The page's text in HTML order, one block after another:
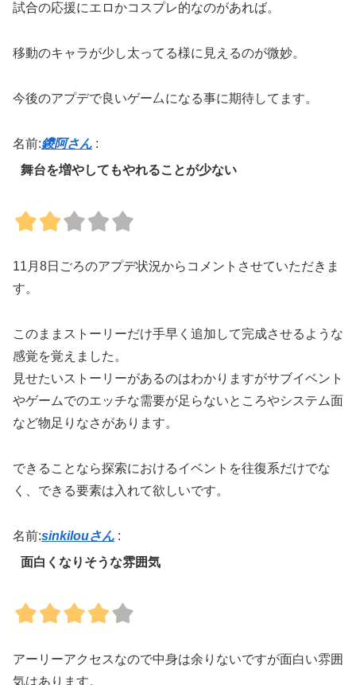
試合の応援にエロかコスプレ的なのがあれば。
移動のキャラが少し太ってる様に見えるのが微妙。
今後のアプデで良いゲー厶になる事に期待してます。
名前:鑁阿さん :
舞台を増やしてもやれることが少ない
11月8日ごろのアプデ状況からコメントさせていただきま
す。
このままストーリーだけ手早く追加して完成させるような
感覚を覚えました。
見せたいストーリーがあるのはわかりますがサブイベント
やゲームでのエッチな需要が足らないところやシステム面
など物足りなさがあります。
できることなら探索におけるイベントを往復系だけでな
く、できる要素は入れて欲しいです。
名前:sinkilouさん :
面白くなりそうな雰囲気
アーリーアクセスなので中身は余りないですが面白い雰囲
気はあります。